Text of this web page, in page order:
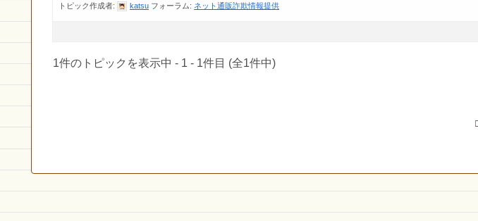
トピック作成者: katsu フォーラム: ネット通販詐欺情報提供
1件のトピックを表示中 - 1 - 1件目 (全1件中)